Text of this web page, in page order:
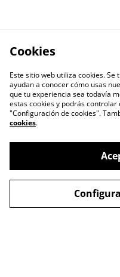
Contacta con
Política de
Cookies
Este sitio web utiliza cookies.
ayudan a conocer cómo usas
que tu experiencia sea todavía
estas cookies y podrás
"Configuración de cookies".
cookies.